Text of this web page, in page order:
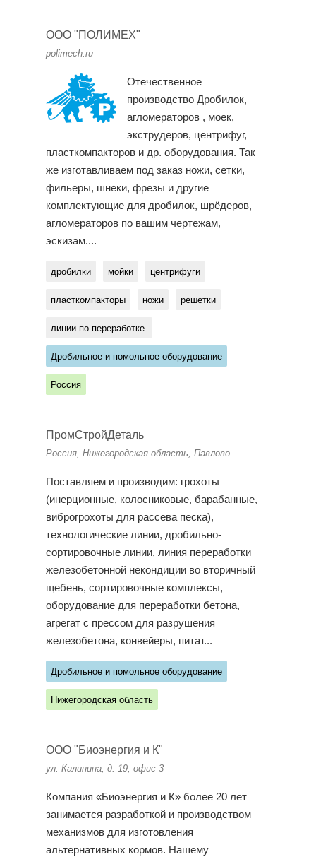
ООО "ПОЛИМЕХ"
polimech.ru
Отечественное
производство Дробилок,
агломераторов , моек,
экструдеров, центрифуг,
пласткомпакторов и др. оборудования. Так
же изготавливаем под заказ ножи, сетки,
фильеры, шнеки, фрезы и другие
комплектующие для дробилок, шрёдеров,
агломераторов по вашим чертежам,
эскизам....
дробилки мойки центрифуги
пласткомпакторы ножи решетки
линии по переработке.
Дробильное и помольное оборудование
Россия
ПромСтройДеталь
Россия, Нижегородская область, Павлово
Поставляем и производим: грохоты
(инерционные, колосниковые, барабанные,
виброгрохоты для рассева песка),
технологические линии, дробильно-
сортировочные линии, линия переработки
железобетонной некондиции во вторичный
щебень, сортировочные комплексы,
оборудование для переработки бетона,
агрегат с прессом для разрушения
железобетона, конвейеры, питат...
Дробильное и помольное оборудование
Нижегородская область
ООО "Биоэнергия и К"
ул. Калинина, д. 19, офис 3
Компания «Биоэнергия и К» более 20 лет
занимается разработкой и производством
механизмов для изготовления
альтернативных кормов. Нашему